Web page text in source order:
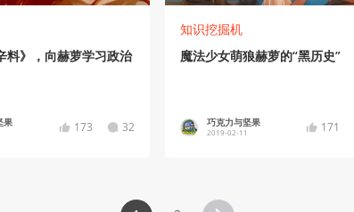
料》，向赫萝学习政治
果 173 32
知识挖掘机
魔法少女萌狼赫萝的“黑历史”
巧克力与坚果
2019-02-11 171